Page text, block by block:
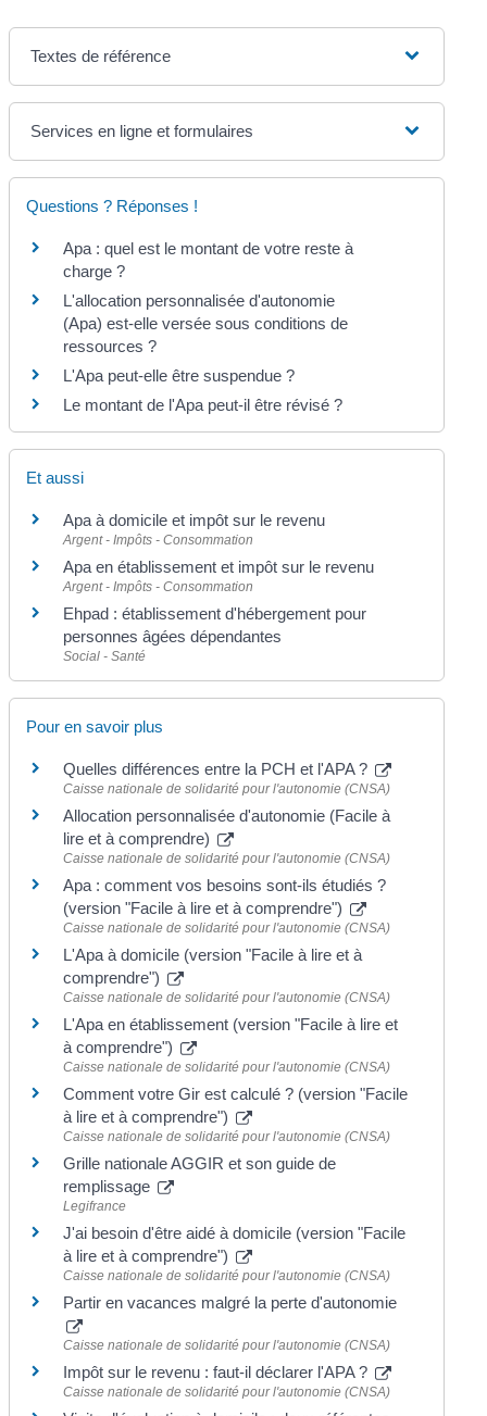
Textes de référence
Services en ligne et formulaires
Questions ? Réponses !
Apa : quel est le montant de votre reste à
charge ?
L'allocation personnalisée d'autonomie
(Apa) est-elle versée sous conditions de
ressources ?
L'Apa peut-elle être suspendue ?
Le montant de l'Apa peut-il être révisé ?
Et aussi
Apa à domicile et impôt sur le revenu
Argent - Impôts - Consommation
Apa en établissement et impôt sur le revenu
Argent - Impôts - Consommation
Ehpad : établissement d'hébergement pour
personnes âgées dépendantes
Social - Santé
Pour en savoir plus
Quelles différences entre la PCH et l'APA ?
Caisse nationale de solidarité pour l'autonomie (CNSA)
Allocation personnalisée d'autonomie (Facile à
lire et à comprendre)
Caisse nationale de solidarité pour l'autonomie (CNSA)
Apa : comment vos besoins sont-ils étudiés ?
(version "Facile à lire et à comprendre")
Caisse nationale de solidarité pour l'autonomie (CNSA)
L'Apa à domicile (version "Facile à lire et à
comprendre")
Caisse nationale de solidarité pour l'autonomie (CNSA)
L'Apa en établissement (version "Facile à lire et
à comprendre")
Caisse nationale de solidarité pour l'autonomie (CNSA)
Comment votre Gir est calculé ? (version "Facile
à lire et à comprendre")
Caisse nationale de solidarité pour l'autonomie (CNSA)
Grille nationale AGGIR et son guide de
remplissage
Legifrance
J'ai besoin d'être aidé à domicile (version "Facile
à lire et à comprendre")
Caisse nationale de solidarité pour l'autonomie (CNSA)
Partir en vacances malgré la perte d'autonomie
Caisse nationale de solidarité pour l'autonomie (CNSA)
Impôt sur le revenu : faut-il déclarer l'APA ?
Caisse nationale de solidarité pour l'autonomie (CNSA)